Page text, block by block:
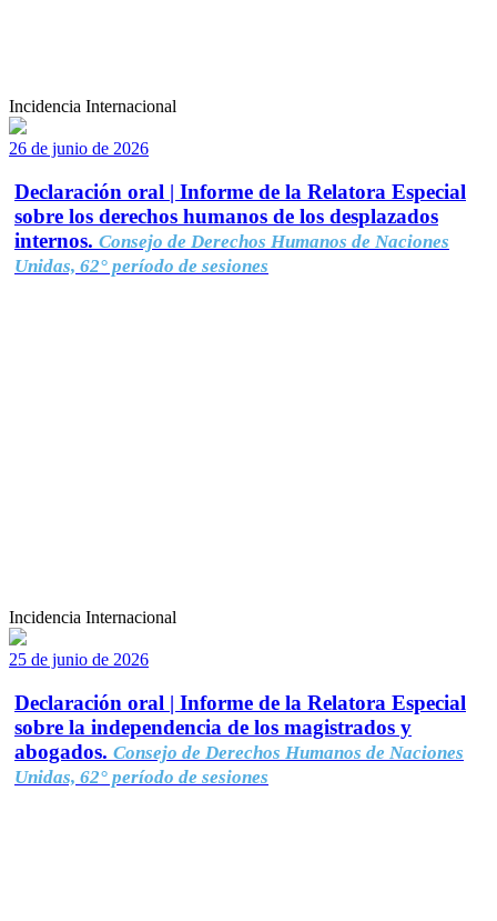
Incidencia Internacional
26 de junio de 2026
Declaración oral | Informe de la Relatora Especial
sobre los derechos humanos de los desplazados
internos. Consejo de Derechos Humanos de Naciones
Unidas, 62° período de sesiones
Incidencia Internacional
25 de junio de 2026
Declaración oral | Informe de la Relatora Especial
sobre la independencia de los magistrados y
abogados. Consejo de Derechos Humanos de Naciones
Unidas, 62° período de sesiones